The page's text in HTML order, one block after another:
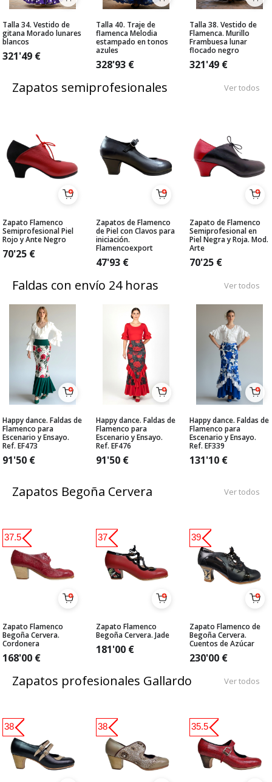
Talla 34. Vestido de
gitana Morado lunares
blancos
321'49 €
Talla 40. Traje de
flamenca Melodia
estampado en tonos
azules
328'93 €
Talla 38. Vestido de
Flamenca. Murillo
Frambuesa lunar
flocado negro
321'49 €
Zapatos semiprofesionales Ver todos
Zapato Flamenco
Semiprofesional Piel
Rojo y Ante Negro
70'25 €
Zapatos de Flamenco
de Piel con Clavos para
iniciación.
Flamencoexport
47'93 €
Zapato de Flamenco
Semiprofesional en
Piel Negra y Roja. Mod.
Arte
70'25 €
Faldas con envío 24 horas Ver todos
Happy dance. Faldas de
Flamenco para
Escenario y Ensayo.
Ref. EF473
91'50 €
Happy dance. Faldas de
Flamenco para
Escenario y Ensayo.
Ref. EF476
91'50 €
Happy dance. Faldas de
Flamenco para
Escenario y Ensayo.
Ref. EF339
131'10 €
Zapatos Begoña Cervera Ver todos
Zapato Flamenco
Begoña Cervera.
Cordonera
168'00 €
37.5
Zapato Flamenco
Begoña Cervera. Jade
181'00 €
37
Zapato Flamenco de
Begoña Cervera.
Cuentos de Azúcar
230'00 €
39
Zapatos profesionales Gallardo Ver todos
38 38 35.5